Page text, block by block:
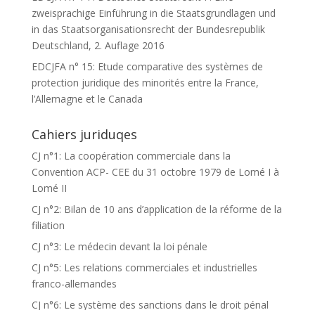
zweisprachige Einführung in die Staatsgrundlagen und
in das Staatsorganisationsrecht der Bundesrepublik
Deutschland, 2. Auflage 2016
EDCJFA n° 15: Etude comparative des systèmes de
protection juridique des minorités entre la France,
l’Allemagne et le Canada
Cahiers juriduqes
CJ n°1: La coopération commerciale dans la
Convention ACP- CEE du 31 octobre 1979 de Lomé I à
Lomé II
CJ n°2: Bilan de 10 ans d’application de la réforme de la
filiation
CJ n°3: Le médecin devant la loi pénale
CJ n°5: Les relations commerciales et industrielles
franco-allemandes
CJ n°6: Le système des sanctions dans le droit pénal